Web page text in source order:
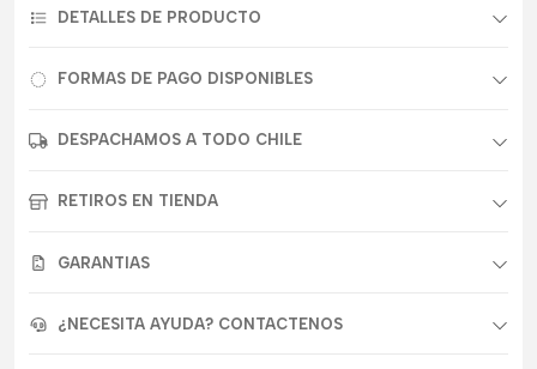
DETALLES DE PRODUCTO
FORMAS DE PAGO DISPONIBLES
DESPACHAMOS A TODO CHILE
RETIROS EN TIENDA
GARANTIAS
¿NECESITA AYUDA? CONTACTENOS